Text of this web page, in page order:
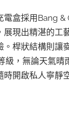
電盒採用Bang
展現出精湛的工
。桿狀結構則讓
級，無論天氣
開啟私人寧靜